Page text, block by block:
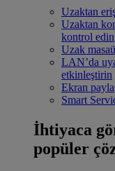
Uzaktan
Uzaktan
kontrol edin
Uzak
LAN’da
etkinleştirin
Ekran
Smart
İhtiyaca
popüler